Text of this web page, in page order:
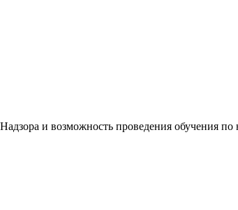
и возможность проведения обучения